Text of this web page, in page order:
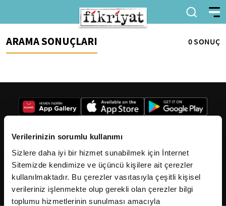
Verilerinizin sorumlu kullanımı
Sizlere daha iyi bir hizmet sunabilmek için İnternet
Sitemizde kendimize ve üçüncü kişilere ait çerezler
kullanılmaktadır. Bu çerezler vasıtasıyla çeşitli kişisel
verileriniz işlenmekte olup gerekli olan çerezler bilgi
toplumu hizmetlerinin sunulması amacıyla
ARAMA SONUÇLARI 0 SONUÇ
2026Fikriyat. Tüm hakları saklıdır.